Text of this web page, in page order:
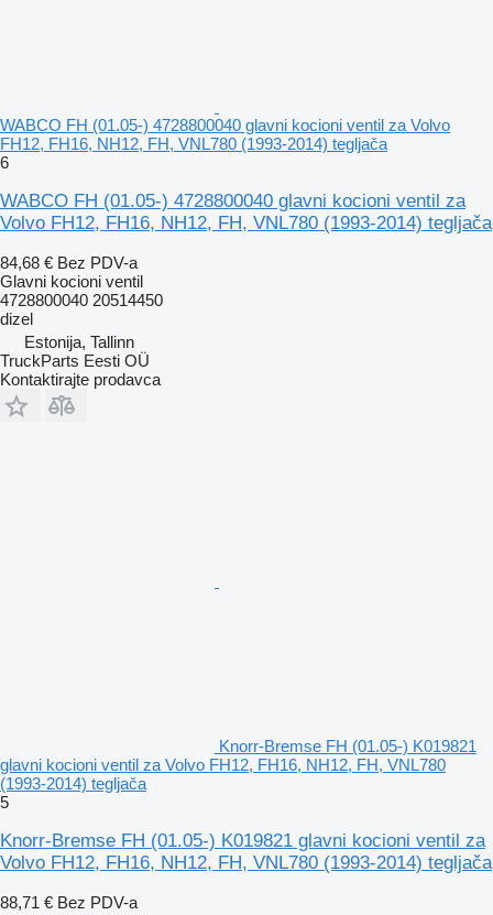
WABCO FH (01.05-) 4728800040 glavni kocioni ventil za Volvo
FH12, FH16, NH12, FH, VNL780 (1993-2014) tegljača
6
WABCO FH (01.05-) 4728800040 glavni kocioni ventil za
Volvo FH12, FH16, NH12, FH, VNL780 (1993-2014) tegljača
84,68 € Bez PDV-a
Glavni kocioni ventil
4728800040 20514450
dizel
Estonija, Tallinn
TruckParts Eesti OÜ
Kontaktirajte prodavca
Knorr-Bremse FH (01.05-) K019821
glavni kocioni ventil za Volvo FH12, FH16, NH12, FH, VNL780
(1993-2014) tegljača
5
Knorr-Bremse FH (01.05-) K019821 glavni kocioni ventil za
Volvo FH12, FH16, NH12, FH, VNL780 (1993-2014) tegljača
88,71 € Bez PDV-a